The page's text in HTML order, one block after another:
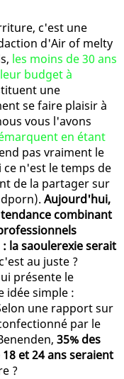
c'est une
d'Air of melty
les moins de 30 ans
budget à
une
se faire plaisir à
vous l'avons
en étant
pas vraiment le
n'est le temps de
de la partager sur
Aujourd'hui,
combinant
la saoulerexie serait
au juste ?
présente le
idée simple :
une rapport sur
par le
35% des
et 24 ans seraient
?